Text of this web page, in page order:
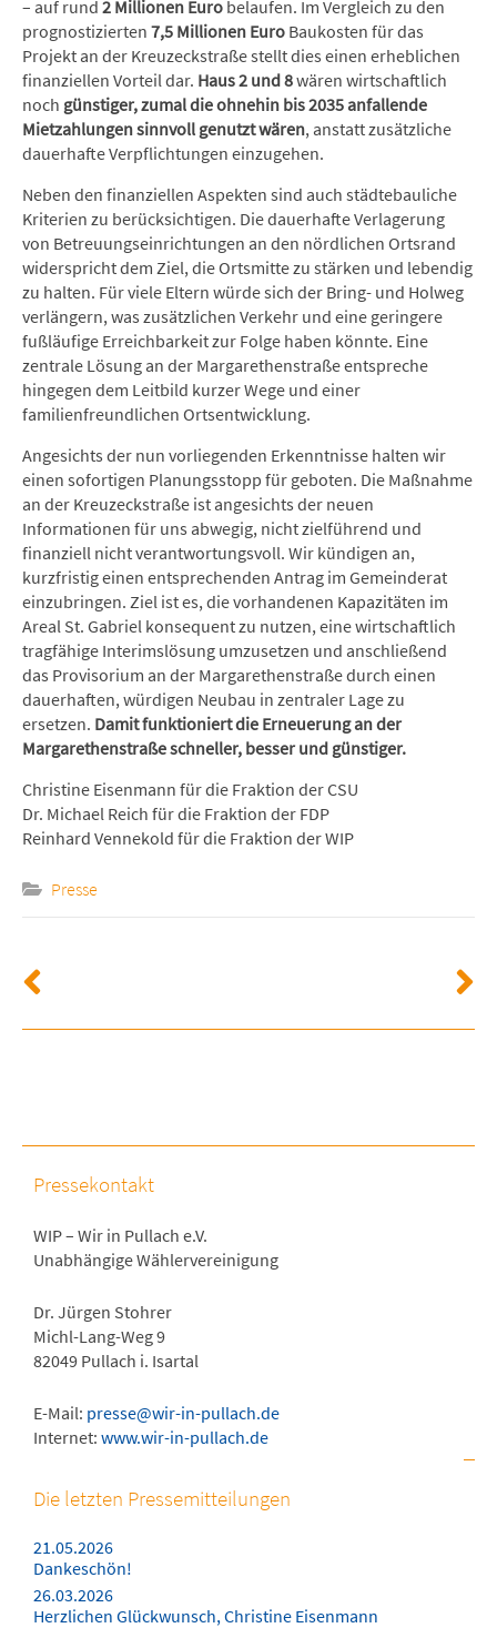
– auf rund 2 Millionen Euro belaufen. Im Vergleich zu den
prognostizierten 7,5 Millionen Euro Baukosten für das
Projekt an der Kreuzeckstraße stellt dies einen erheblichen
finanziellen Vorteil dar. Haus 2 und 8wären wirtschaftlich
noch günstiger, zumal die ohnehin bis 2035 anfallende
Mietzahlungen sinnvoll genutzt wären, anstatt zusätzliche
dauerhafte Verpflichtungen einzugehen.
Neben den finanziellen Aspekten sind auch städtebauliche
Kriterien zu berücksichtigen. Die dauerhafte Verlagerung
von Betreuungseinrichtungen an den nördlichen Ortsrand
widerspricht dem Ziel, die Ortsmitte zu stärken und lebendig
zu halten. Für viele Eltern würde sich der Bring- und Holweg
verlängern, was zusätzlichen Verkehr und eine geringere
fußläufige Erreichbarkeit zur Folge haben könnte. Eine
zentrale Lösung an der Margarethenstraße entspreche
hingegen dem Leitbild kurzer Wege und einer
familienfreundlichen Ortsentwicklung.
Angesichts der nun vorliegenden Erkenntnisse halten wir
einen sofortigen Planungsstopp für geboten. Die Maßnahme
an der Kreuzeckstraße ist angesichts der neuen
Informationen für uns abwegig, nicht zielführend und
finanziell nicht verantwortungsvoll. Wir kündigen an,
kurzfristig einen entsprechenden Antrag im Gemeinderat
einzubringen. Ziel ist es, die vorhandenen Kapazitäten im
Areal St. Gabriel konsequent zu nutzen, eine wirtschaftlich
tragfähige Interimslösung umzusetzen und anschließend
das Provisorium an der Margarethenstraße durch einen
dauerhaften, würdigen Neubau in zentraler Lage zu
ersetzen. Damit funktioniert die Erneuerung an der
Margarethenstraße schneller, besser und günstiger.
Christine Eisenmann für die Fraktion der CSU
Dr. Michael Reich für die Fraktion der FDP
Reinhard Vennekold für die Fraktion der WIP
Presse
Pressekontakt
WIP – Wir in Pullach e.V.
Unabhängige Wählervereinigung
Dr. Jürgen Stohrer
Michl-Lang-Weg 9
82049 Pullach i. Isartal
E-Mail: presse@wir-in-pullach.de
Internet: www.wir-in-pullach.de
Die letzten Pressemitteilungen
21.05.2026
Dankeschön!
26.03.2026
Herzlichen Glückwunsch, Christine Eisenmann